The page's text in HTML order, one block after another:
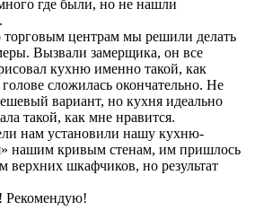
где были, но не нашли
торговым центрам мы решили делать
Вызвали замерщика, он все
кухню именно такой, как
сложилась окончательно. Не
вариант, но кухня идеально
такой, как мне нравится.
нам установили нашу кухню-
нашим кривым стенам, им пришлось
верхних шкафчиков, но результат
Рекомендую!